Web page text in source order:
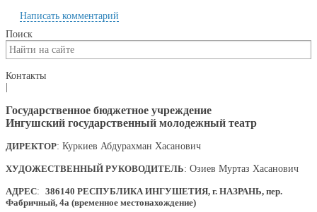
Написать комментарий
Поиск
Контакты
Государственное бюджетное учреждение
Ингушский государственный молодежный театр
ДИРЕКТОР: Куркиев Абдурахман Хасанович
ХУДОЖЕСТВЕННЫЙ РУКОВОДИТЕЛЬ: Озиев Муртаз Хасанович
АДРЕС: 386140 РЕСПУБЛИКА ИНГУШЕТИЯ, г. НАЗРАНЬ, пер.
Фабричный, 4а (временное местонахождение)